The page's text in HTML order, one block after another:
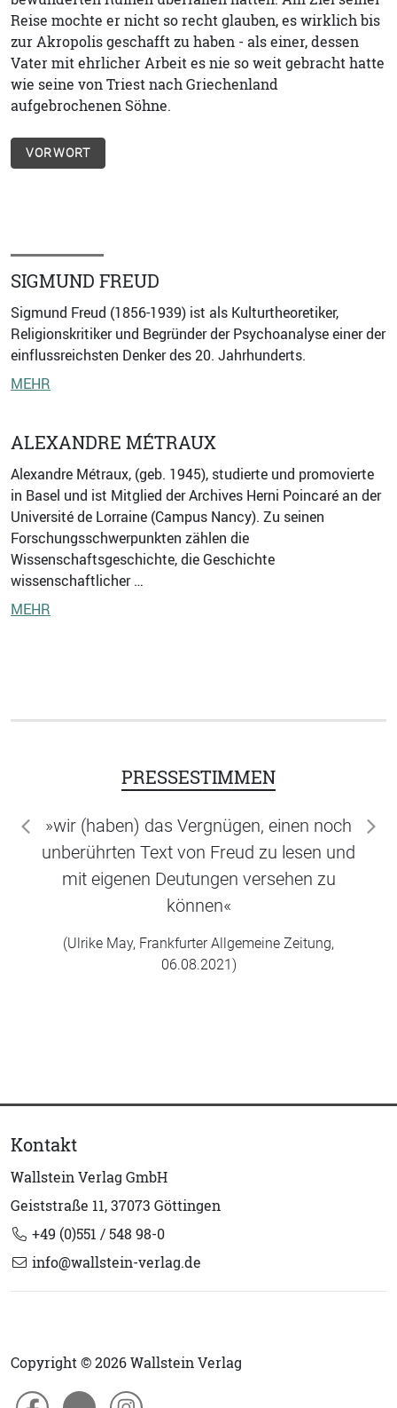
Reise mochte er nicht so recht glauben, es wirklich bis
zur Akropolis geschafft zu haben - als einer, dessen
Vater mit ehrlicher Arbeit es nie so weit gebracht hatte
wie seine von Triest nach Griechenland
aufgebrochenen Söhne.
VORWORT
SIGMUND FREUD
Sigmund Freud (1856-1939) ist als Kulturtheoretiker,
Religionskritiker und Begründer der Psychoanalyse einer der
einflussreichsten Denker des 20. Jahrhunderts.
MEHR
ALEXANDRE MÉTRAUX
Alexandre Métraux, (geb. 1945), studierte und promovierte
in Basel und ist Mitglied der Archives Herni Poincaré an der
Université de Lorraine (Campus Nancy). Zu seinen
Forschungsschwerpunkten zählen die
Wissenschaftsgeschichte, die Geschichte
wissenschaftlicher …
MEHR
PRESSESTIMMEN
»wir (haben) das Vergnügen, einen noch
unberührten Text von Freud zu lesen und
mit eigenen Deutungen versehen zu
können«
(Ulrike May, Frankfurter Allgemeine Zeitung,
06.08.2021)
zurück
Kontakt
Wallstein Verlag GmbH
Geiststraße 11, 37073 Göttingen
+49 (0)551 / 548 98-0
info@wallstein-verlag.de
Copyright © 2026 Wallstein Verlag